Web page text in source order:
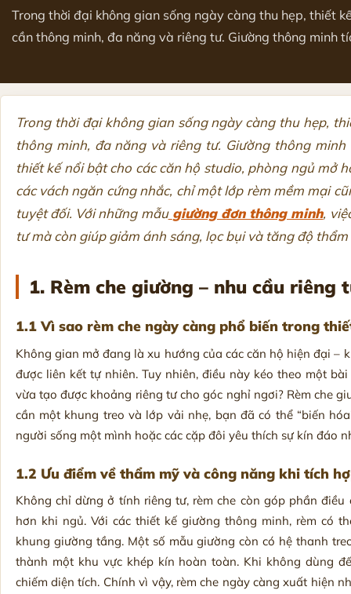
Trong thời đại không gian sống ngày càng thu hẹp, thiết
cần thông minh, đa năng và riêng tư. Giường thông minh
Trong thời đại không gian sống ngày càng thu hẹp,
thông minh, đa năng và riêng tư. Giường thông
thiết kế nổi bật cho các căn hộ studio, phòng ngủ mở
các vách ngăn cứng nhắc, chỉ một lớp rèm mềm mại
tuyệt đối. Với những mẫu giường đơn thông minh,
tư mà còn giúp giảm ánh sáng, lọc bụi và tăng độ
1. Rèm che giường – nhu cầu
1.1 Vì sao rèm che ngày càng phổ biến trong
Không gian mở đang là xu hướng của các căn hộ hiện đại –
được liên kết tự nhiên. Tuy nhiên, điều này kéo theo một
vừa tạo được khoảng riêng tư cho góc nghỉ ngơi? Rèm che
cần một khung treo và lớp vải nhẹ, bạn đã có thể “biến
người sống một mình hoặc các cặp đôi yêu thích sự kín đáo
1.2 Ưu điểm về thẩm mỹ và công năng khi tích
Không chỉ dừng ở tính riêng tư, rèm che còn góp phần
hơn khi ngủ. Với các thiết kế giường thông minh, rèm có
khung giường tầng. Một số mẫu giường còn có hệ thanh
thành một khu vực khép kín hoàn toàn. Khi không dùng
chiếm diện tích. Chính vì vậy, rèm che ngày càng xuất hiện